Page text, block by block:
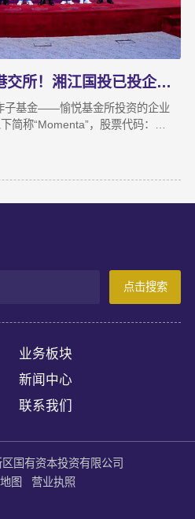
“物理AI第一股”登陆港交所！湘江国投已投企业Momenta成功上市
子基金——愉悦基金所投资的企业
简称“Momenta”，股票代码：
集资金将主要用于物理AI核心技术
源自微软亚洲研究院、商汤科技等
R7世界模型，让AI从“识别像素”
世界演变”，支撑乘用车高阶智
景落地。截至上市前夕，搭载
规模已突破100万台，成功交付超
企中九家建立合作。据灼识咨询数
Momenta在中国第三方城市NOA解
位居独立供应商，确立了其物理AI
点击搜索
业务板块
新闻中心
联系我们
国有资本投资有限公司
图
营业执照